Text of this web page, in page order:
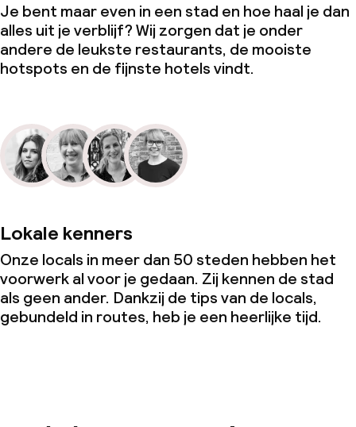
Je bent maar even in een stad en hoe haal je dan
alles uit je verblijf? Wij zorgen dat je onder
andere de leukste restaurants, de mooiste
hotspots en de fijnste hotels vindt.
Lokale kenners
Onze locals in meer dan 50 steden hebben het
voorwerk al voor je gedaan. Zij kennen de stad
als geen ander. Dankzij de tips van de locals,
gebundeld in routes, heb je een heerlijke tijd.